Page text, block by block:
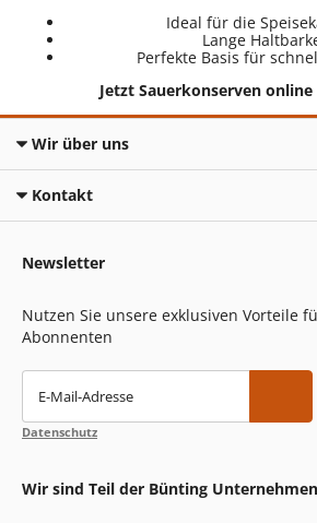
Ideal für die
Lange
Perfekte Basis für
Jetzt Sauerkonserven
Wir über uns
Kontakt
Newsletter
Nutzen Sie unsere exklusiven Vorteile
Abonnenten
E-Mail-Adresse
Datenschutz
Wir sind Teil der Bünting